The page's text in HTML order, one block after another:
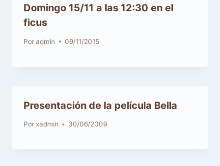
Domingo 15/11 a las 12:30 en el
ficus
Poradmin 09/11/2015
Presentación de la película Bella
Por xadmin 30/06/2009